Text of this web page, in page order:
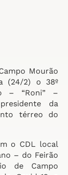
Mourão
(24/2) o 38º
– “Roni” –
da
térreo do
o CDL local
– do Feirão
de Campo